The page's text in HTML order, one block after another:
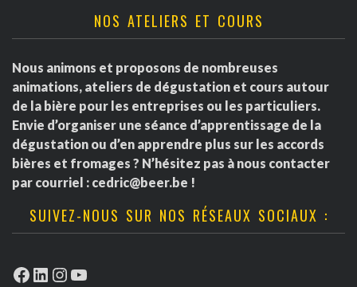
NOS ATELIERS ET COURS
Nous animons et proposons de nombreuses
animations, ateliers de dégustation et cours autour
de la bière pour les entreprises ou les particuliers.
Envie d’organiser une séance d’apprentissage de la
dégustation ou d’en apprendre plus sur les accords
bières et fromages ? N’hésitez pas à nous contacter
par courriel : cedric@beer.be !
SUIVEZ-NOUS SUR NOS RÉSEAUX SOCIAUX :
Facebook
LinkedIn
Instagram
YouTube